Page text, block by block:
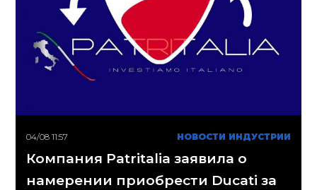
04/08 11:57 НОВОСТИ ИНДУСТРИИ
Компания Patritalia заявила о
намерении приобрести Ducati за